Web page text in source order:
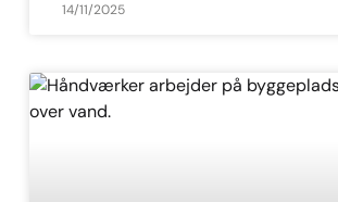
14/11/2025